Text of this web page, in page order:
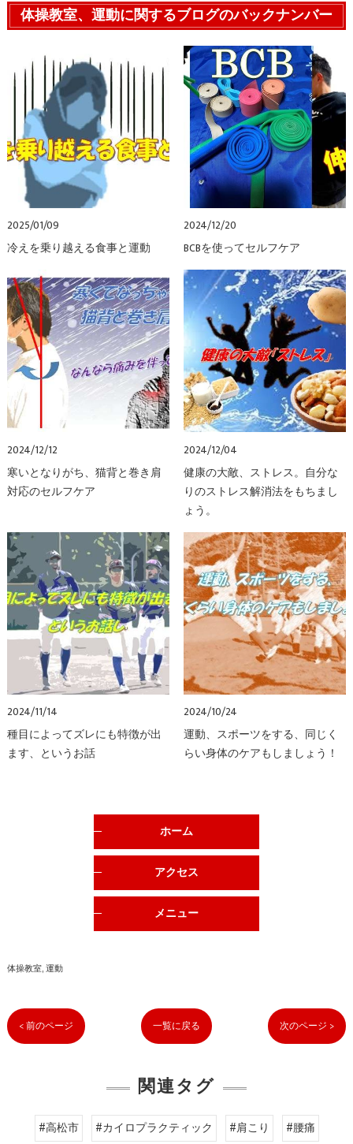
体操教室、運動に関するブログのバックナンバー
2025/01/09
冷えを乗り越える食事と運動
2024/12/20
BCBを使ってセルフケア
2024/12/12
寒いとなりがち、猫背と巻き肩
対応のセルフケア
2024/12/04
健康の大敵、ストレス。自分な
りのストレス解消法をもちまし
ょう。
2024/11/14
種目によってズレにも特徴が出
ます、というお話
2024/10/24
運動、スポーツをする、同じく
らい身体のケアもしましょう！
ホーム
アクセス
メニュー
体操教室 運動
< 前のページ 一覧に戻る 次のページ >
関連タグ
#高松市 #カイロプラクティック #肩こり
#腰痛